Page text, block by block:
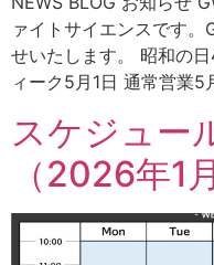
ァイトサイエンスです
せいたします。 昭和の
ィーク5月1日 通常営業
スケジュー
（2026年1